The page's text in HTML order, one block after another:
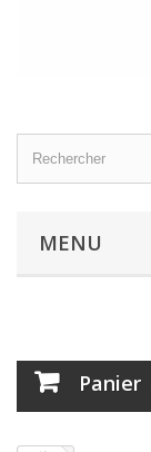
MENU
Panier